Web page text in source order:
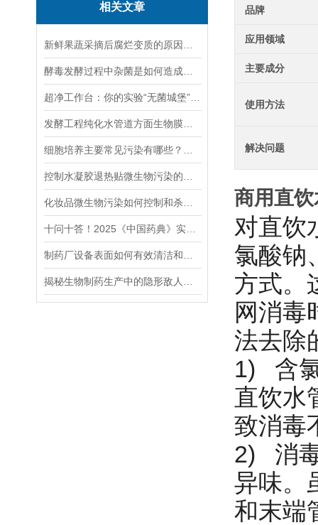
相关文章 品牌
应用领域
主要成分
使用方法
解决问题
商用直
对直饮
氯酸钠
方式。
网消毒
法去除
1) 含
直饮水
致消毒
2) 消
异味。
和末端